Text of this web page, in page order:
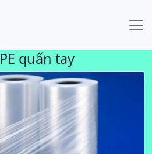
PE quấn tay